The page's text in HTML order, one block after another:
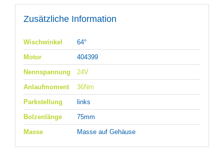
Zusätzliche Information
Wischwinkel
64°
Motor
404399
Nennspannung
24V
Anlaufmoment
36Nm
Parkstellung
links
Bolzenlänge
75mm
Masse
Masse auf Gehäuse